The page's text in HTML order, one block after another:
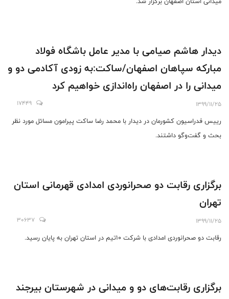
دیدار هاشم صیامی با مدیر عامل باشگاه فولاد
مبارکه سپاهان اصفهان/ساکت:به زودی آکادمی دو و
میدانی را در اصفهان راه‌اندازی خواهیم کرد
1399/11/25
17449
رییس فدراسیون کشورمان در دیدار با محمد رضا ساکت پیرامون مسائل مورد نظر
بحث و گفت‌وگو داشتند.
برگزاری رقابت دو صحرانوردی امدادی قهرمانی استان
تهران
1399/11/25
30637
رقابت دو صحرانوردی امدادی با شرکت ۱۰تیم در استان تهران به پایان رسید.
برگزاری رقابت‌های دو و میدانی در شهرستان بیرجند